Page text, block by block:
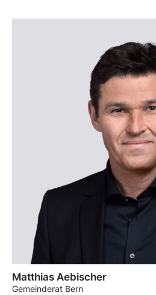
Matthias Aebischer
Gemeinderat Bern